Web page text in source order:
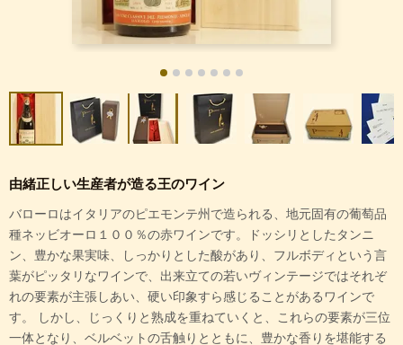
由緒正しい生産者が造る王のワイン
バローロはイタリアのピエモンテ州で造られる、地元固有の葡萄品
種ネッビオーロ１００％の赤ワインです。ドッシリとしたタンニ
ン、豊かな果実味、しっかりとした酸があり、フルボディという言
葉がピッタリなワインで、出来立ての若いヴィンテージではそれぞ
れの要素が主張しあい、硬い印象すら感じることがあるワインで
す。 しかし、じっくりと熟成を重ねていくと、これらの要素が三位
一体となり、ベルベットの舌触りとともに、豊かな香りを堪能する